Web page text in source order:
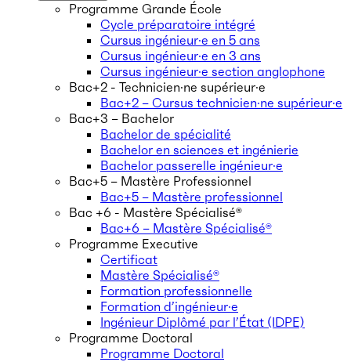
Programme Grande École
Cycle préparatoire intégré
Cursus ingénieur·e en 5 ans
Cursus ingénieur·e en 3 ans
Cursus ingénieur·e section anglophone
Bac+2 - Technicien·ne supérieur·e
Bac+2 – Cursus technicien·ne supérieur·e
Bac+3 – Bachelor
Bachelor de spécialité
Bachelor en sciences et ingénierie
Bachelor passerelle ingénieur·e
Bac+5 – Mastère Professionnel
Bac+5 – Mastère professionnel
Bac +6 - Mastère Spécialisé®
Bac+6 – Mastère Spécialisé®
Programme Executive
Certificat
Mastère Spécialisé®
Formation professionnelle
Formation d’ingénieur·e
Ingénieur Diplômé par l’État (IDPE)
Programme Doctoral
Programme Doctoral